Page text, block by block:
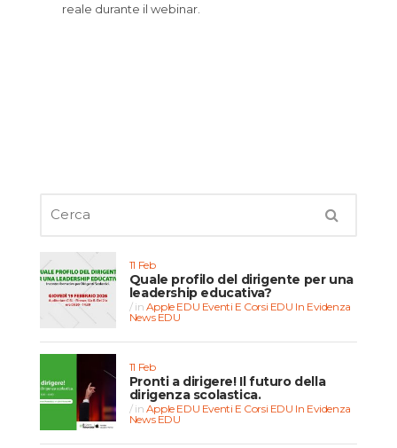
reale durante il webinar.
11 Feb
Quale profilo del dirigente per una
leadership educativa?
in Apple EDU Eventi E Corsi EDU In Evidenza
News EDU
11 Feb
Pronti a dirigere! Il futuro della
dirigenza scolastica.
in Apple EDU Eventi E Corsi EDU In Evidenza
News EDU